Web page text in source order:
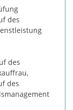
des
des
des